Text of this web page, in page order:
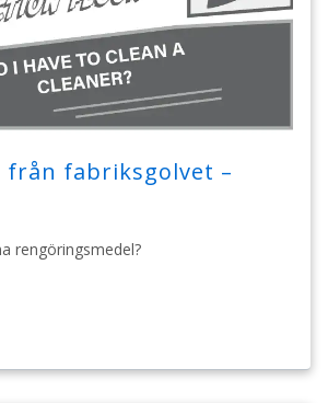
från fabriksgolvet –
rengöringsmedel?